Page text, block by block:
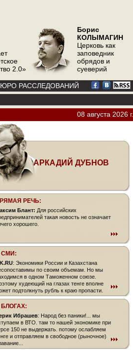
2.0»
Борис
КОЛЫМАГИН
Церковь как
заповедник
обрядов и
суеверий
РАССЛЕДОВАНИЙ
08 августа 2026 г.
АРКАДИЙ ДУБНОВ
РЕЧЬ:
Блант: Для российских
такая новость не означает
хорошего.
СМИ:
: Экономики России и Казахстана
по своим объемам. Но мы
в одном Таможенном союзе.
худеющий на глазах тенге вполне
подтолкнуть рубль к краю пропасти.
БЛОГАХ:
Ибрашев: Народ без паники!... мы
в ВТО. там то нашей экономике при
150 не выдержать. потому ослабляем
и отправляем в свободное (рыночное)